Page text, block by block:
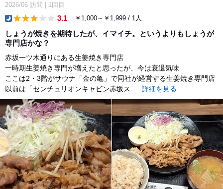
2026/06 訪問 1回目
3.1 ￥1,000～￥1,999 / 1人
しょうが焼きを期待したが、イマイチ。というよりもしょうが
専門店かな？
赤坂一ツ木通りにある生姜焼き専門店
一時期生姜焼き専門が増えたと思ったが、今は衰退気味
ここは2・3階がサウナ「金の亀」で同社が経営する生姜焼き専門店
以前は「センチュリオンキャビン赤坂ス...
詳細を見る